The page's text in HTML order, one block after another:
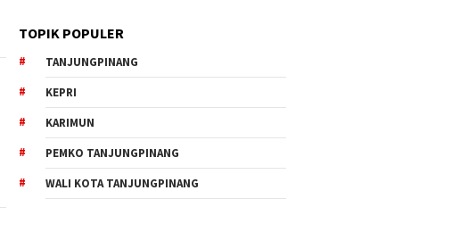
TOPIK POPULER
TANJUNGPINANG
KEPRI
KARIMUN
PEMKO TANJUNGPINANG
WALI KOTA TANJUNGPINANG